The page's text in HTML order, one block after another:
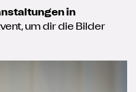
in
um dir die Bilder